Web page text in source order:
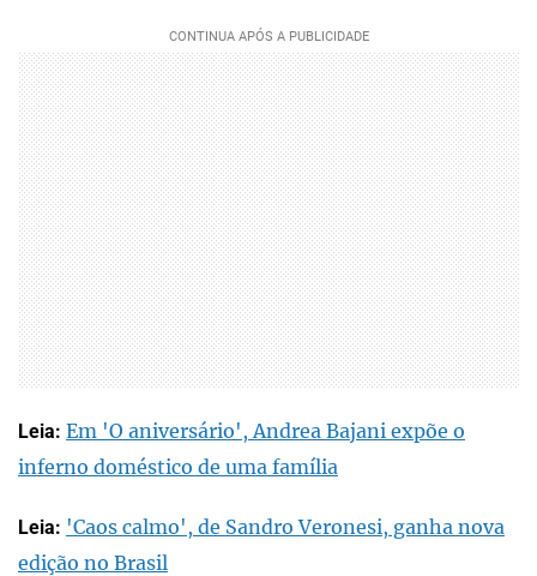
Leia: Em 'O aniversário', Andrea Bajani expõe o
inferno doméstico de uma família
Leia: 'Caos calmo', de Sandro Veronesi, ganha nova
edição no Brasil